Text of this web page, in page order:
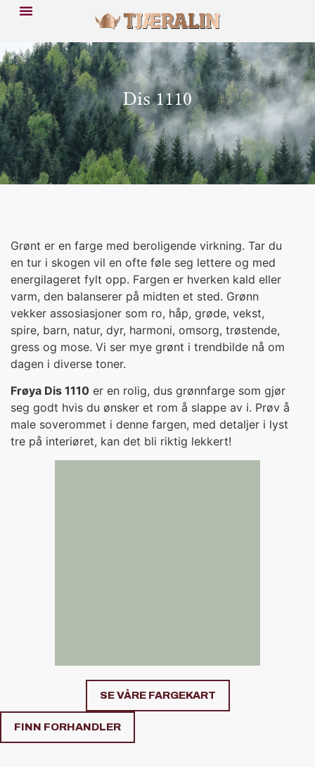
Dis 1110
Grønt er en farge med beroligende virkning. Tar du
en tur i skogen vil en ofte føle seg lettere og med
energilageret fylt opp. Fargen er hverken kald eller
varm, den balanserer på midten et sted. Grønn
vekker assosiasjoner som ro, håp, grøde, vekst,
spire, barn, natur, dyr, harmoni, omsorg, trøstende,
gress og mose. Vi ser mye grønt i trendbilde nå om
dagen i diverse toner.
Frøya Dis 1110 er en rolig, dus grønnfarge som gjør
seg godt hvis du ønsker et rom å slappe av i. Prøv å
male soverommet i denne fargen, med detaljer i lyst
tre på interiøret, kan det bli riktig lekkert!
SE VÅRE FARGEKART
FINN FORHANDLER